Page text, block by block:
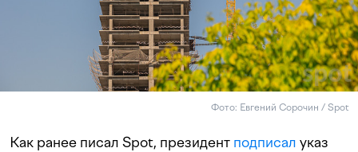
Фото: Евгений Сорочин / Spot
Как ранее писал Spot, президент подписал указ